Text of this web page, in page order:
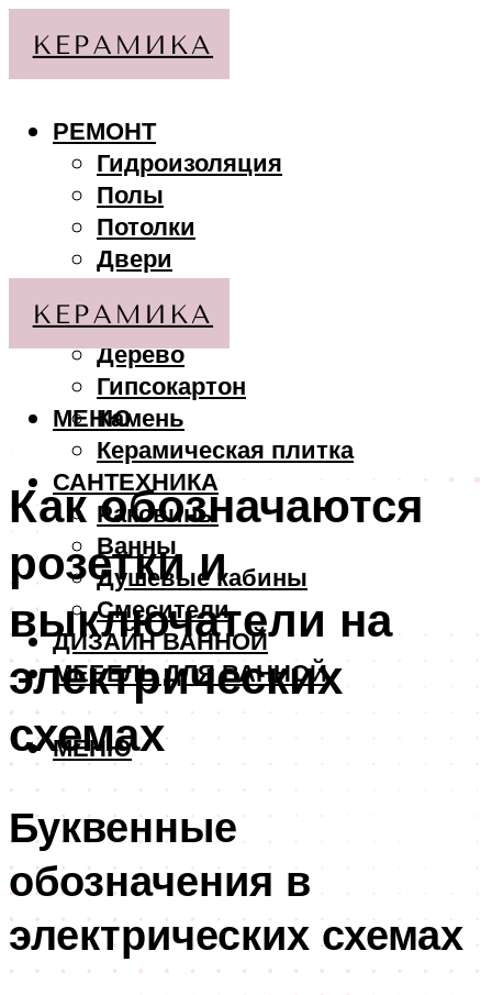
РЕМОНТ
Гидроизоляция
Полы
Потолки
Двери
МАТЕРИАЛЫ
Дерево
Гипсокартон
Камень
Керамическая плитка
САНТЕХНИКА
Раковины
Ванны
Душевые кабины
Смесители
ДИЗАЙН ВАННОЙ
МЕБЕЛЬ ДЛЯ ВАННОЙ
МЕНЮ
МЕНЮ
Как обозначаются
розетки и
выключатели на
электрических
схемах
Буквенные
обозначения в
электрических схемах